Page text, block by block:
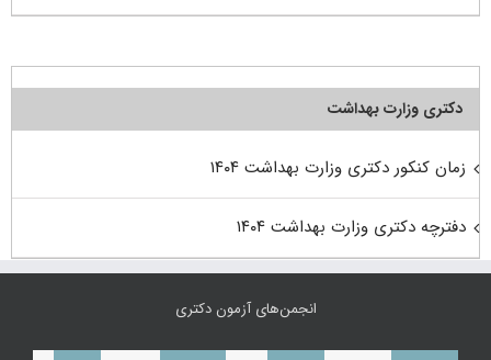
دکتری وزارت بهداشت
زمان کنکور دکتری وزارت بهداشت ۱۴۰۴
دفترچه دکتری وزارت بهداشت ۱۴۰۴
انجمن‌های آزمون دکتری